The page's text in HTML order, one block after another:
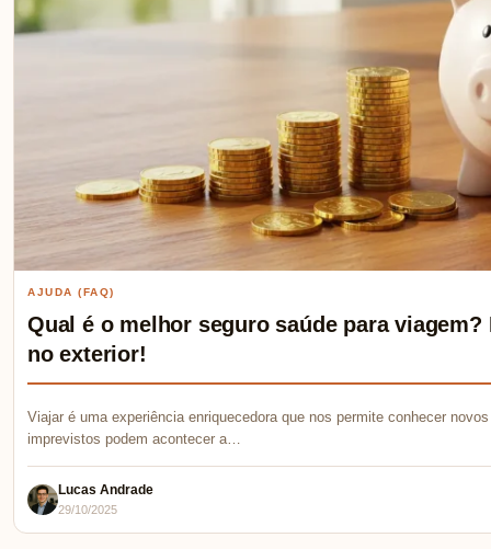
AJUDA (FAQ)
Qual é o melhor seguro saúde para
no exterior!
Viajar é uma experiência enriquecedora que nos permite conhecer
imprevistos podem acontecer a…
Lucas Andrade
29/10/2025